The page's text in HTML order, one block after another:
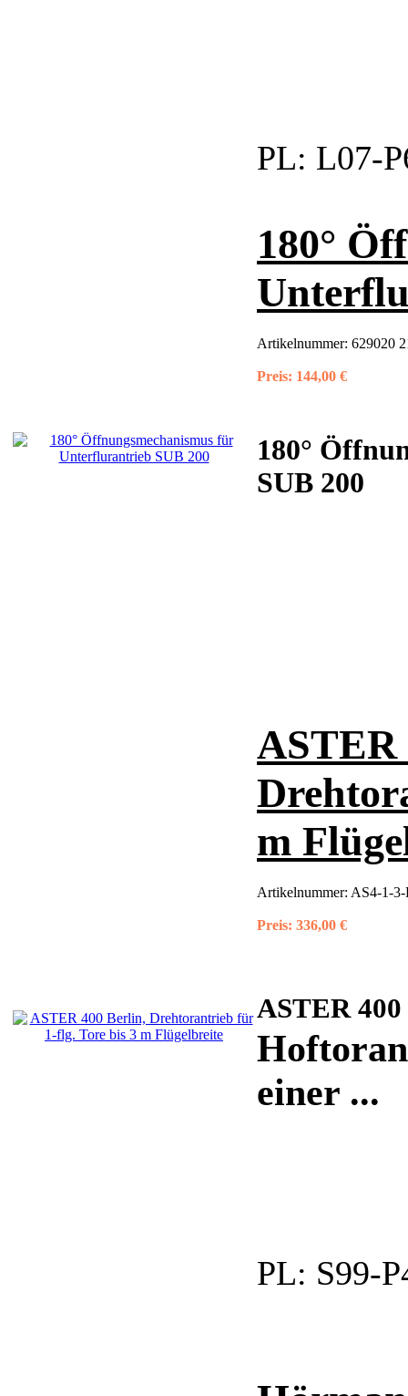
PL: L07-
180°
Artikelnummer: 629020
Preis: 144,00 €
180°
SUB 200
ASTER
m
Artikelnummer: AS4-1-
Preis: 336,00 €
ASTER 400
einer ...
PL: S99-